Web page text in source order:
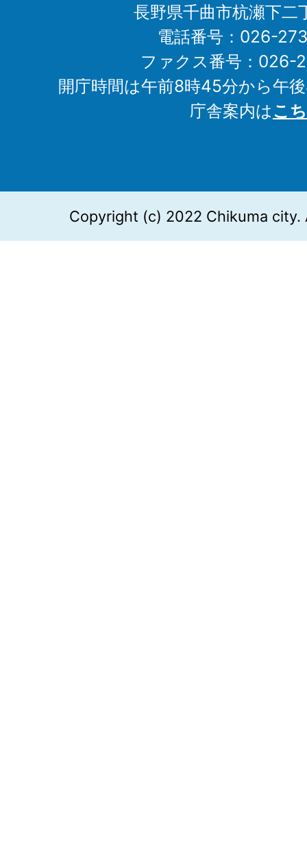
長野県千曲市杭瀬下二
電話番号：026-
ファクス番号：026-
開庁時間は午前8時45分から午
庁舎案内はこ
Copyright (c) 2022 Chikuma city.